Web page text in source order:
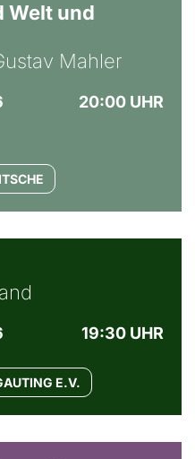
Welt und
Mahler
20:00 UHR
19:30 UHR
E.V.